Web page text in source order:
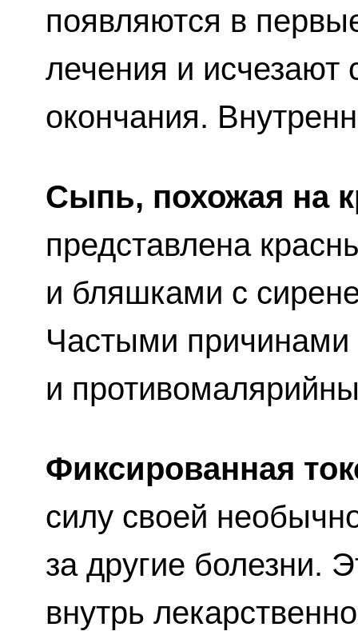
появляются в
лечения и исчезают
окончания.
Сыпь, похожая на
представлена
и бляшками с
Частыми причинами
и
Фиксированная
силу своей
за другие болезни.
внутрь